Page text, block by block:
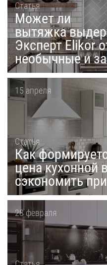
Статья
Может ли
вытяжка
Эксперт Elikor
необычные и
15 апреля
Статья
Как
цена кухонной
сэкономить
28 февраля